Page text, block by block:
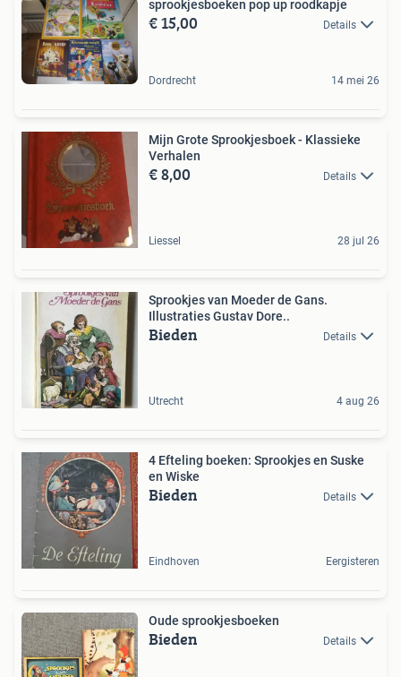
sprookjesboeken pop up roodkapje
€ 15,00 Details
Dordrecht 14 mei 26
Mijn Grote Sprookjesboek - Klassieke
Verhalen
€ 8,00 Details
Liessel 28 jul 26
Sprookjes van Moeder de Gans.
Illustraties Gustav Dore..
Bieden Details
Utrecht 4 aug 26
4 Efteling boeken: Sprookjes en Suske
en Wiske
Bieden Details
Eindhoven Eergisteren
Oude sprookjesboeken
Bieden Details